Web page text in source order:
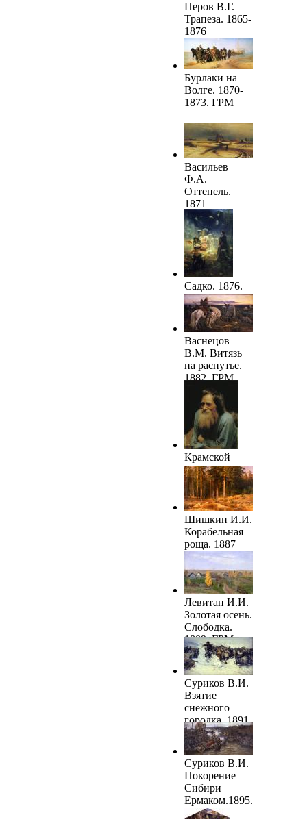
Перов В.Г.
Трапеза. 1865-
1876
Бурлаки на
Волге. 1870-
1873. ГРМ
Васильев
Ф.А.
Оттепель.
1871
Садко. 1876.
ГРМ
Васнецов
В.М. Витязь
на распутье.
1882. ГРМ
Крамской
И.Н. Мина
Моисеев. 1882
Шишкин И.И.
Корабельная
роща. 1887
Левитан И.И.
Золотая осень.
Слободка.
1889. ГРМ
Суриков В.И.
Взятие
снежного
городка. 1891
Суриков В.И.
Покорение
Сибири
Ермаком.1895.
ГРМ